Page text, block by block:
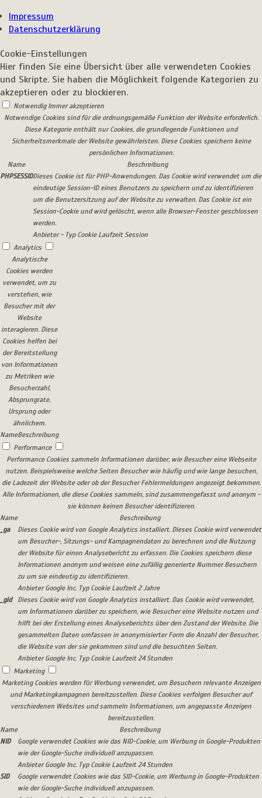
Impressum
Datenschutzerklärung
Cookie-Einstellungen
Hier finden Sie eine Übersicht über alle verwendeten Cookies
und Skripte. Sie haben die Möglichkeit folgende Kategorien zu
akzeptieren oder zu blockieren.
Notwendig Immer akzeptieren
Notwendige Cookies sind für die ordnungsgemäße Funktion der Website erforderlich.
Diese Kategorie enthält nur Cookies, die grundlegende Funktionen und
Sicherheitsmerkmale der Website gewährleisten. Diese Cookies speichern keine
persönlichen Informationen.
Name
Beschreibung
PHPSESSIDDieses Cookie ist für PHP-Anwendungen. Das Cookie wird verwendet um die
eindeutige Session-ID eines Benutzers zu speichern und zu identifizieren
um die Benutzersitzung auf der Website zu verwalten. Das Cookie ist ein
Session-Cookie und wird gelöscht, wenn alle Browser-Fenster geschlossen
werden.
Anbieter - Typ Cookie Laufzeit Session
Analytics
Analytische
Cookies werden
verwendet, um zu
verstehen, wie
Besucher mit der
Website
interagieren. Diese
Cookies helfen bei
der Bereitstellung
von Informationen
zu Metriken wie
Besucherzahl,
Absprungrate,
Ursprung oder
ähnlichem.
NameBeschreibung
Performance
Performance Cookies sammeln Informationen darüber, wie Besucher eine Webseite
nutzen. Beispielsweise welche Seiten Besucher wie häufig und wie lange besuchen,
die Ladezeit der Website oder ob der Besucher Fehlermeldungen angezeigt bekommen.
Alle Informationen, die diese Cookies sammeln, sind zusammengefasst und anonym -
sie können keinen Besucher identifizieren.
Name
Beschreibung
_ga
Dieses Cookie wird von Google Analytics installiert. Dieses Cookie wird verwendet
um Besucher-, Sitzungs- und Kampagnendaten zu berechnen und die Nutzung
der Website für einen Analysebericht zu erfassen. Die Cookies speichern diese
Informationen anonym und weisen eine zufällig generierte Nummer Besuchern
zu um sie eindeutig zu identifizieren.
Anbieter Google Inc. Typ Cookie Laufzeit 2 Jahre
_gid
Dieses Cookie wird von Google Analytics installiert. Das Cookie wird verwendet,
um Informationen darüber zu speichern, wie Besucher eine Website nutzen und
hilft bei der Erstellung eines Analyseberichts über den Zustand der Website. Die
gesammelten Daten umfassen in anonymisierter Form die Anzahl der Besucher,
die Website von der sie gekommen sind und die besuchten Seiten.
Anbieter Google Inc. Typ Cookie Laufzeit 24 Stunden
Marketing
Marketing Cookies werden für Werbung verwendet, um Besuchern relevante Anzeigen
und Marketingkampagnen bereitzustellen. Diese Cookies verfolgen Besucher auf
verschiedenen Websites und sammeln Informationen, um angepasste Anzeigen
bereitzustellen.
Name
Beschreibung
NID
Google verwendet Cookies wie das NID-Cookie, um Werbung in Google-Produkten
wie der Google-Suche individuell anzupassen.
Anbieter Google Inc. Typ Cookie Laufzeit 24 Stunden
SID
Google verwendet Cookies wie das SID-Cookie, um Werbung in Google-Produkten
wie der Google-Suche individuell anzupassen.